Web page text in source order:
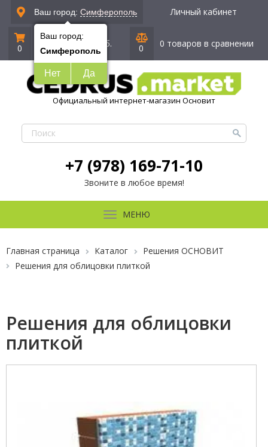
Ваш город: Симферополь
Ваш город:
Симферополь
Нет Да
Личный кабинет
0 0 позиций | 0 руб. 0 0 товаров в сравнении
Официальный интернет-магазин Основит
+7 (978) 169-71-10
Звоните в любое время!
МЕНЮ
Главная страница Каталог
Решения ОСНОВИТ
Решения для облицовки плиткой
Решения для облицовки
плиткой